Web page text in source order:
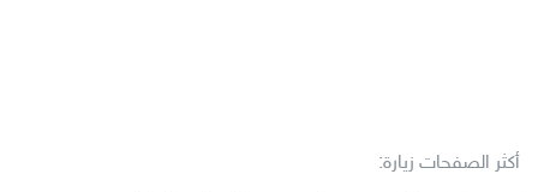
أكثر الصفحات زيارة: